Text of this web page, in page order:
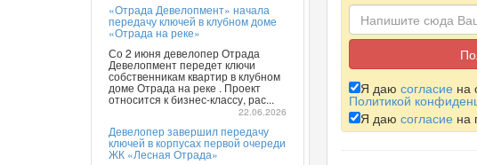
«Отрада Девелопмент» начала
передачу ключей в клубном доме
«Отрада на реке»
Со 2 июня девелопер Отрада
Девелопмент передет ключи
собственникам квартир в клубном
доме Отрада на реке . Проект
относится к бизнес-классу, рас...
22.06.2026
Девелопер завершил передачу
ключей в корпусах первой очереди
ЖК «Лесная Отрада»
Я даю согласие на
Политикой
Я даю согласие на